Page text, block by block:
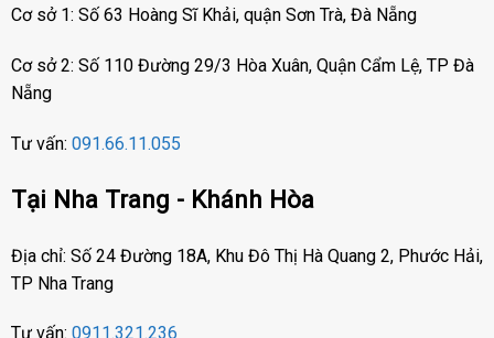
Cơ sở 1: Số 63 Hoàng Sĩ Khải, quận Sơn Trà, Đà Nẵng
Cơ sở 2: Số 110 Đường 29/3 Hòa Xuân, Quận Cẩm Lệ, TP Đà
Nẵng
Tư vấn: 091.66.11.055
Tại Nha Trang - Khánh Hòa
Địa chỉ: Số 24 Đường 18A, Khu Đô Thị Hà Quang 2, Phước Hải,
TP Nha Trang
Tư vấn: 0911.321.236